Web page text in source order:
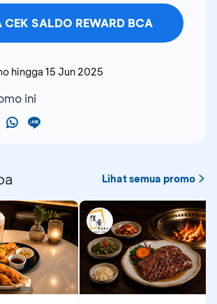
CEK SALDO REWARD BCA
hingga 15 Jun 2025
ini
Lihat semua promo